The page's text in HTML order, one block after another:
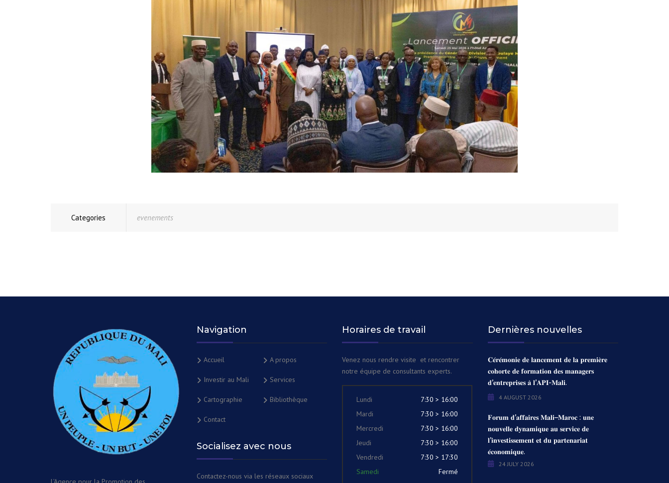
Categories evenements
Navigation
Accueil A propos
Investir au Mali Services
Cartographie Bibliothèque
Contact
Socialisez avec nous
Contactez-nous via les réseaux sociaux
Horaires de travail
Venez nous rendre visite et rencontrer
notre équipe de consultants experts.
Lundi
7:30 > 16:00
Mardi
7:30 > 16:00
Mercredi
7:30 > 16:00
Jeudi
7:30 > 16:00
Vendredi
7:30 > 17:30
Samedi
Fermé
Dernières nouvelles
𝐂𝐞́𝐫𝐞́𝐦𝐨𝐧𝐢𝐞 𝐝𝐞 𝐥𝐚𝐧𝐜𝐞𝐦𝐞𝐧𝐭 𝐝𝐞 𝐥𝐚 𝐩𝐫𝐞𝐦𝐢𝐞̀𝐫𝐞
𝐜𝐨𝐡𝐨𝐫𝐭𝐞 𝐝𝐞 𝐟𝐨𝐫𝐦𝐚𝐭𝐢𝐨𝐧 𝐝𝐞𝐬 𝐦𝐚𝐧𝐚𝐠𝐞𝐫𝐬
𝐝’𝐞𝐧𝐭𝐫𝐞𝐩𝐫𝐢𝐬𝐞𝐬 𝐚̀ 𝐥’𝐀𝐏𝐈-𝐌𝐚𝐥𝐢.
4 AUGUST 2026
𝐅𝐨𝐫𝐮𝐦 𝐝’𝐚𝐟𝐟𝐚𝐢𝐫𝐞𝐬 𝐌𝐚𝐥𝐢–𝐌𝐚𝐫𝐨𝐜 : 𝐮𝐧𝐞
𝐧𝐨𝐮𝐯𝐞𝐥𝐥𝐞 𝐝𝐲𝐧𝐚𝐦𝐢𝐪𝐮𝐞 𝐚𝐮 𝐬𝐞𝐫𝐯𝐢𝐜𝐞 𝐝𝐞
𝐥’𝐢𝐧𝐯𝐞𝐬𝐭𝐢𝐬𝐬𝐞𝐦𝐞𝐧𝐭 𝐞𝐭 𝐝𝐮 𝐩𝐚𝐫𝐭𝐞𝐧𝐚𝐫𝐢𝐚𝐭
𝐞́𝐜𝐨𝐧𝐨𝐦𝐢𝐪𝐮𝐞.
24 JULY 2026